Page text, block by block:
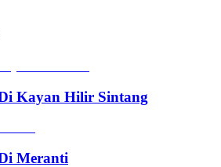
Kayan Hilir Sintang
Meranti